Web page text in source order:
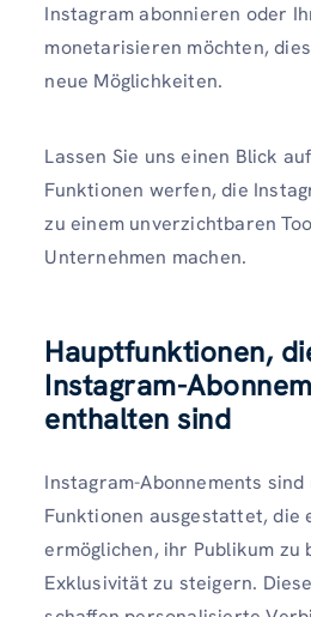
Instagram abonnieren oder
monetarisieren möchten,
neue Möglichkeiten.
Lassen Sie uns einen Blick
Funktionen werfen, die
zu einem unverzichtbaren
Unternehmen machen.
Hauptfunktionen,
Instagram-
enthalten sind
Instagram-Abonnements
Funktionen ausgestattet, die
ermöglichen, ihr Publikum zu
Exklusivität zu steigern.